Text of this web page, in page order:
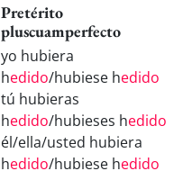
Pretérito
pluscuamperfecto
yo hubiera
hedido/hubiese hedido
tú hubieras
hedido/hubieses hedido
él/ella/usted hubiera
hedido/hubiese hedido